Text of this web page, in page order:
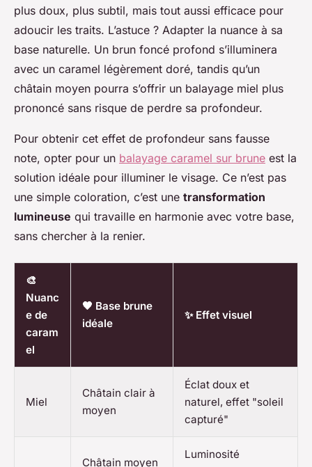
plus doux, plus subtil, mais tout aussi efficace pour
adoucir les traits. L’astuce ? Adapter la nuance à sa
base naturelle. Un brun foncé profond s’illuminera
avec un caramel légèrement doré, tandis qu’un
châtain moyen pourra s’offrir un balayage miel plus
prononcé sans risque de perdre sa profondeur.
Pour obtenir cet effet de profondeur sans fausse
note, opter pour un balayage caramel sur brune est la
solution idéale pour illuminer le visage. Ce n’est pas
une simple coloration, c’est une transformation
lumineuse qui travaille en harmonie avec votre base,
sans chercher à la renier.
🎨
Nuanc
e de
caram
el
🖤 Base brune
idéale
✨ Effet visuel
Miel
Châtain clair à
moyen
Éclat doux et
naturel, effet "soleil
capturé"
Châtain moyen
Luminosité